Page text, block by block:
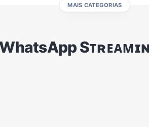
Moda e Beleza
MAIS CATEGORIAS